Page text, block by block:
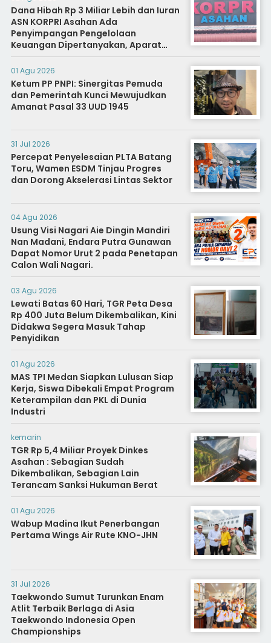
Dana Hibah Rp 3 Miliar Lebih dan Iuran
ASN KORPRI Asahan Ada
Penyimpangan Pengelolaan
Keuangan Dipertanyakan, Aparat
Diminta Segera Usut
01 Agu 2026
Ketum PP PNPI: Sinergitas Pemuda
dan Pemerintah Kunci Mewujudkan
Amanat Pasal 33 UUD 1945
31 Jul 2026
Percepat Penyelesaian PLTA Batang
Toru, Wamen ESDM Tinjau Progres
dan Dorong Akselerasi Lintas Sektor
04 Agu 2026
Usung Visi Nagari Aie Dingin Mandiri
Nan Madani, Endara Putra Gunawan
Dapat Nomor Urut 2 pada Penetapan
Calon Wali Nagari.
03 Agu 2026
Lewati Batas 60 Hari, TGR Peta Desa
Rp 400 Juta Belum Dikembalikan, Kini
Didakwa Segera Masuk Tahap
Penyidikan
01 Agu 2026
MAS TPI Medan Siapkan Lulusan Siap
Kerja, Siswa Dibekali Empat Program
Keterampilan dan PKL di Dunia
Industri
kemarin
TGR Rp 5,4 Miliar Proyek Dinkes
Asahan : Sebagian Sudah
Dikembalikan, Sebagian Lain
Terancam Sanksi Hukuman Berat
01 Agu 2026
Wabup Madina Ikut Penerbangan
Pertama Wings Air Rute KNO-JHN
31 Jul 2026
Taekwondo Sumut Turunkan Enam
Atlit Terbaik Berlaga di Asia
Taekwondo Indonesia Open
Championships